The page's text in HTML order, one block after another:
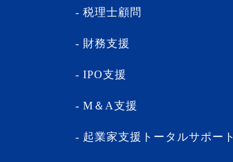
税理士顧問
財務支援
IPO支援
M＆A支援
起業家支援トータルサポート